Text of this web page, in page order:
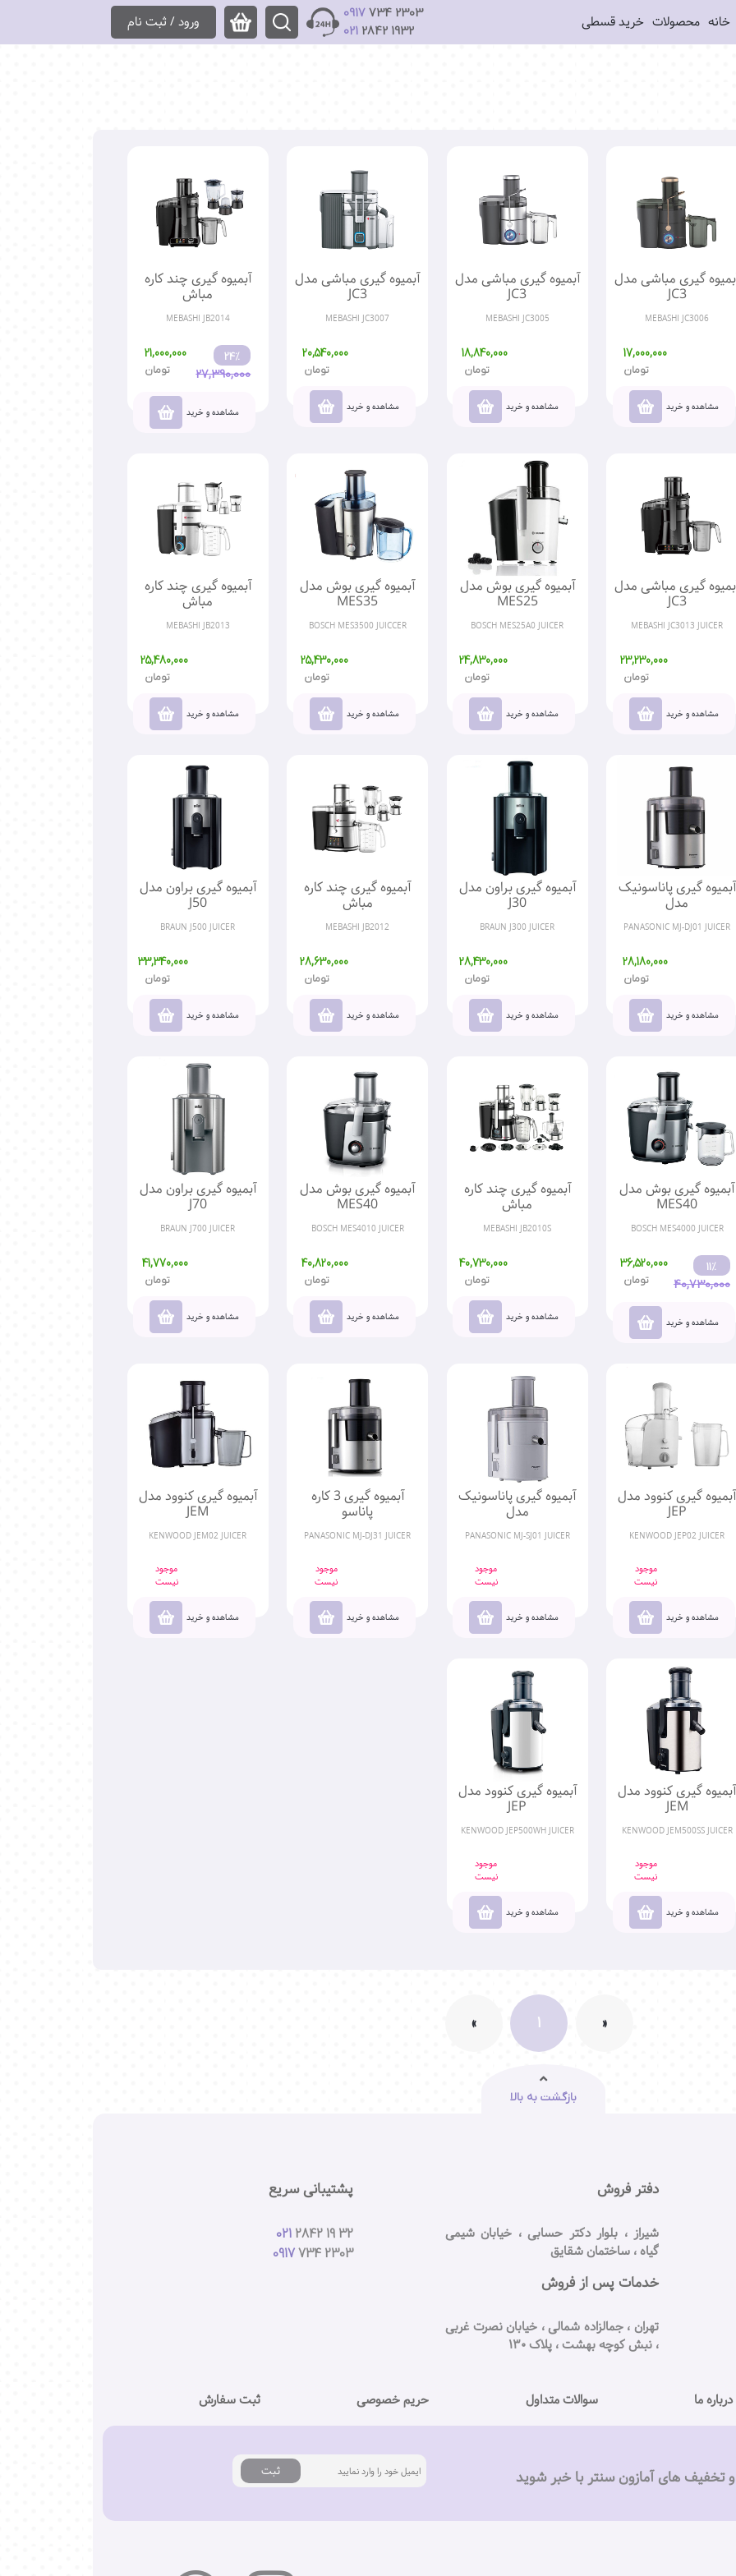
خانه محصولات خرید قسطی 0917 734 2303
021 2842 1932 ورود / ثبت نام
گیری مباشی مدل
JC3
MEBASHI JC3006
17,000,000
تومان
مشاهده و خرید
آبمیوه گیری مباشی مدل
JC3
MEBASHI JC3005
18,840,000
تومان
مشاهده و خرید
آبمیوه گیری مباشی مدل
JC3
MEBASHI JC3007
20,540,000
تومان
مشاهده و خرید
آبمیوه گیری چند کاره
مباش
MEBASHI JB2014
24%
27,390,000
21,000,000
تومان
مشاهده و خرید
گیری مباشی مدل
JC3
MEBASHI JC3013 JUICER
23,230,000
تومان
مشاهده و خرید
آبمیوه گیری بوش مدل
MES25
BOSCH MES25A0 JUICER
24,830,000
تومان
مشاهده و خرید
آبمیوه گیری بوش مدل
MES35
BOSCH MES3500 JUICCER
25,430,000
تومان
مشاهده و خرید
آبمیوه گیری چند کاره
مباش
MEBASHI JB2013
25,480,000
تومان
مشاهده و خرید
آبمیوه گیری پاناسونیک
مدل
PANASONIC MJ-DJ01 JUICER
28,180,000
تومان
مشاهده و خرید
آبمیوه گیری براون مدل
J30
BRAUN J300 JUICER
28,430,000
تومان
مشاهده و خرید
آبمیوه گیری چند کاره
مباش
MEBASHI JB2012
28,630,000
تومان
مشاهده و خرید
آبمیوه گیری براون مدل
J50
BRAUN J500 JUICER
33,340,000
تومان
مشاهده و خرید
آبمیوه گیری بوش مدل
MES40
BOSCH MES4000 JUICER
11%
40,730,000
36,520,000
تومان
مشاهده و خرید
آبمیوه گیری چند کاره
مباش
MEBASHI JB2010S
40,730,000
تومان
مشاهده و خرید
آبمیوه گیری بوش مدل
MES40
BOSCH MES4010 JUICER
40,820,000
تومان
مشاهده و خرید
آبمیوه گیری براون مدل
J70
BRAUN J700 JUICER
41,770,000
تومان
مشاهده و خرید
آبمیوه گیری کنوود مدل
JEP
KENWOOD JEP02 JUICER
موجود
نیست
مشاهده و خرید
آبمیوه گیری پاناسونیک
مدل
PANASONIC MJ-SJ01 JUICER
موجود
نیست
مشاهده و خرید
آبمیوه گیری 3 کاره
پاناسو
PANASONIC MJ-DJ31 JUICER
موجود
نیست
مشاهده و خرید
آبمیوه گیری کنوود مدل
JEM
KENWOOD JEM02 JUICER
موجود
نیست
مشاهده و خرید
آبمیوه گیری کنوود مدل
JEM
KENWOOD JEM500SS JUICER
موجود
نیست
مشاهده و خرید
آبمیوه گیری کنوود مدل
JEP
KENWOOD JEP500WH JUICER
موجود
نیست
مشاهده و خرید
«
اولین
1
»
آخرین
بازگشت به بالا
دفتر فروش
شیراز ، بلوار دکتر حسابی ، خیابان شیمی
گیاه ، ساختمان شقایق
خدمات پس از فروش
تهران ، جمالزاده شمالی ، خیابان نصرت غربی
، نبش کوچه بهشت ، پلاک ۱۳۰
پشتیبانی سریع
021 2842 19 32
0917 734 2303
درباره ما سوالات متداول حریم خصوصی ثبت سفارش
تخفیف های آمازون سنتر با خبر شوید ثبت